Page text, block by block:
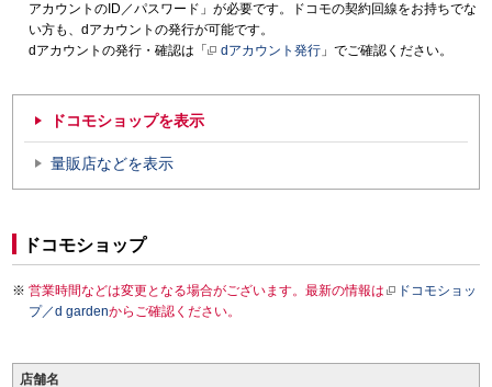
アカウントのID／パスワード」が必要です。ドコモの契約回線をお持ちでな
い方も、dアカウントの発行が可能です。
dアカウントの発行・確認は「
dアカウント発行 」でご確認ください。
ドコモショップを表示
量販店などを表示
ドコモショップ
営業時間などは変更となる場合がございます。最新の情報は
ドコモショッ
プ／d gardenからご確認ください。
店舗名